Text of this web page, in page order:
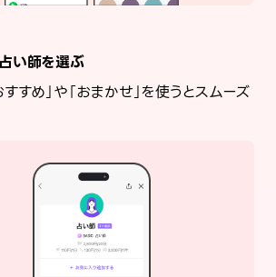
い師を選ぶ
すすめ」や「おまかせ」を使うとスムーズ